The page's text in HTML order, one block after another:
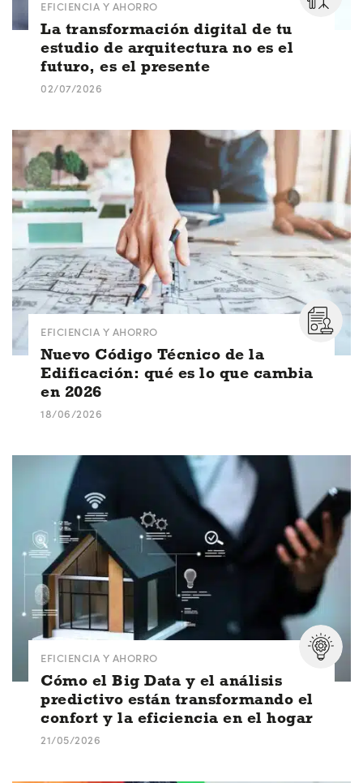
EFICIENCIA Y AHORRO
La transformación digital de tu
estudio de arquitectura no es el
futuro, es el presente
02/07/2026
EFICIENCIA Y AHORRO
Nuevo Código Técnico de la
Edificación: qué es lo que cambia
en 2026
18/06/2026
EFICIENCIA Y AHORRO
Cómo el Big Data y el análisis
predictivo están transformando el
confort y la eficiencia en el hogar
21/05/2026